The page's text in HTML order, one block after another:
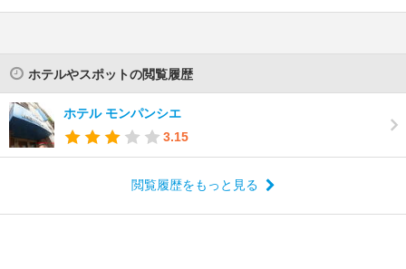
ホテルやスポットの閲覧履歴
ホテル モンパンシエ
3.15
閲覧履歴をもっと見る